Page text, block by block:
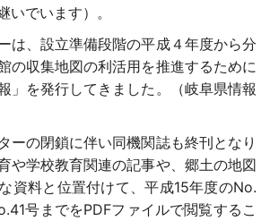
いでいます）。
は、設立準備段階の平成４年度から分
の収集地図の利活用を推進するために
」を発行してきました。（岐阜県情報
ーの閉鎖に伴い同機関誌も終刊となり
や学校教育関連の記事や、郷土の地図
資料と位置付けて、平成15年度のNo.
号までをPDFファイルで閲覧するこ